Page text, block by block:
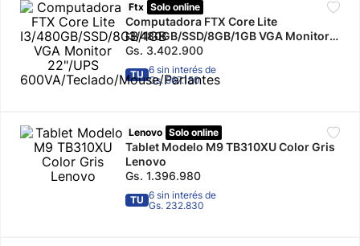
Ftx Solo online
Computadora FTX Core Lite
I3/480GB/SSD/8GB/1GB VGA Monitor
22"/UPS
600VA/Teclado/Mouse/Parlantes
Gs. 3.402.900
TU 6 sin interés de
Gs. 567.150
Lenovo Solo online
Tablet Modelo M9 TB310XU Color Gris
Lenovo
Gs. 1.396.980
TU 6 sin interés de
Gs. 232.830
6. mochila
7. nike
8. todo terreno
10. adidas mujer